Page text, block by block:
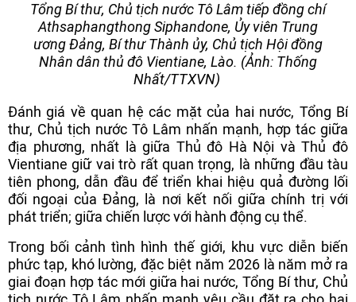
Tổng Bí thư, Chủ tịch nước Tô Lâm tiếp đồng chí
Athsaphangthong Siphandone, Ủy viên Trung
ương Đảng, Bí thư Thành ủy, Chủ tịch Hội đồng
Nhân dân thủ đô Vientiane, Lào. (Ảnh: Thống
Nhất/TTXVN)
Đánh giá về quan hệ các mặt của hai nước, Tổng Bí
thư, Chủ tịch nước Tô Lâm nhấn mạnh, hợp tác giữa
địa phương, nhất là giữa Thủ đô Hà Nội và Thủ đô
Vientiane giữ vai trò rất quan trọng, là những đầu tàu
tiên phong, dẫn đầu để triển khai hiệu quả đường lối
đối ngoại của Đảng, là nơi kết nối giữa chính trị với
phát triển; giữa chiến lược với hành động cụ thể.
Trong bối cảnh tình hình thế giới, khu vực diễn biến
phức tạp, khó lường, đặc biệt năm 2026 là năm mở ra
giai đoạn hợp tác mới giữa hai nước, Tổng Bí thư, Chủ